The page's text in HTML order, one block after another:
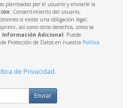
planteadas por el usuario y enviarle la
: Consentimiento del usuario;
si existe una obligación legal;
así como otros derechos, como se
Información Adicional: Puede
Protección de Datos en nuestra Política
de Privacidad.
Enviar